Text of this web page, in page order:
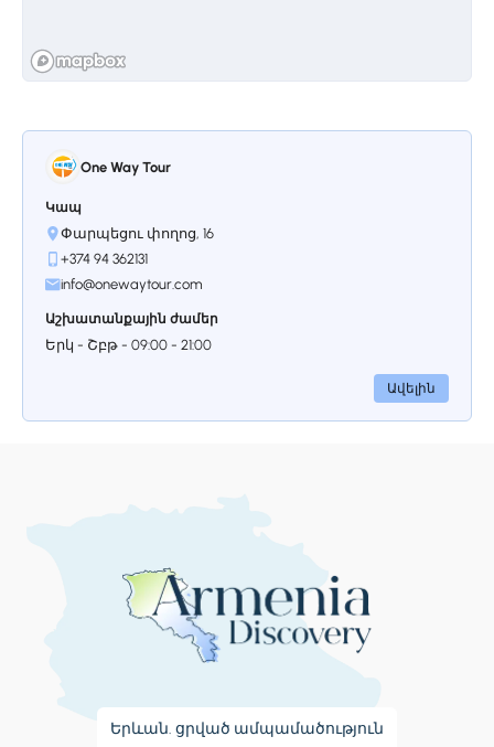
Թև, Հայաստանում ընդունված է
շինարարության համար օգտագործել
տուֆ կամ բազալտ հիմնականում,
Հաղարծնի վանքի համար
օգտագործվել է երկու տեսակի,
Սպիտակավուն քարից կառուցված այս
համարվող Սեղանատունը։ Բացի բույն
կառույցներից, այստեղ կա նաև
թագավորական դամբարան, իսկ ոչ
հեռու վաճառվում է շատ համեղ գաթա:
One Way Tour
Կապ
Փարպեցու փողոց, 16
+374 94 362131
info@onewaytour.com
Աշխատանքային ժամեր
Երկ - Շբթ - 09:00 - 21:00
Ավելին
Երևան. ցրված ամպամածություն